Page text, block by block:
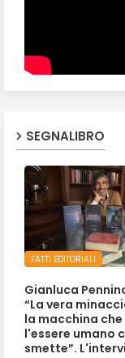
SEGNALIBRO
FATTI EDITORIALI
Gianluca
“La vera
la macchina che
l'essere umano
smette”.